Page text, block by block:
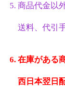
5. 商品代金以
送料、代引
6. 在庫がある
西日本翌日